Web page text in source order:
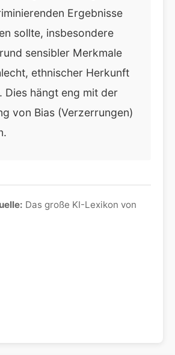
Ergebnisse
sollte, insbesondere
sensibler Merkmale
ethnischer Herkunft
Dies hängt eng mit der
von Bias (Verzerrungen)
Das große KI-Lexikon von